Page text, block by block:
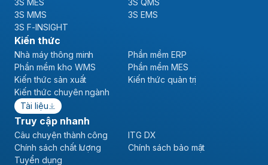
3S MMS
3S EMS
3S F-INSIGHT
Kiến thức
Nhà máy thông minh
Phần mềm ERP
Phần mềm kho WMS
Phần mềm MES
Kiến thức sản xuất
Kiến thức quản trị
Kiến thức chuyên ngành
Tài liệu
Truy cập nhanh
Câu chuyện thành công
ITG DX
Chính sách chất lượng
Chính sách bảo mật
Tuyển dụng